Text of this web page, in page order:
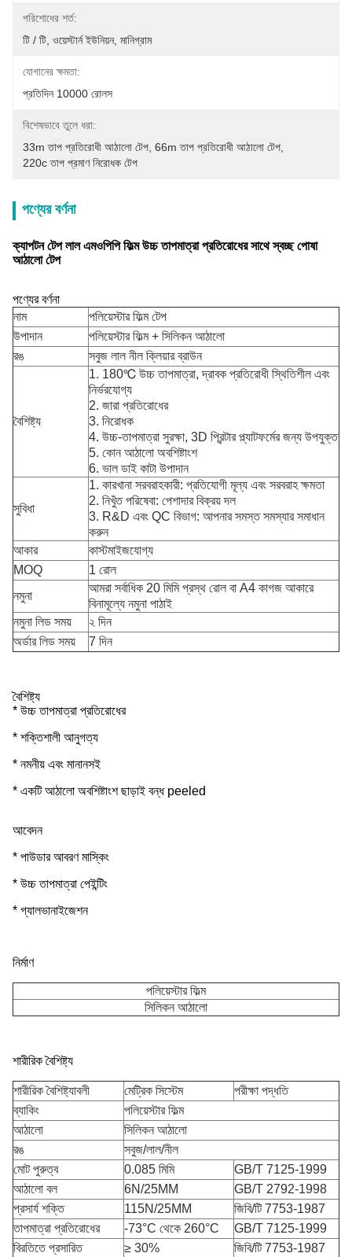
পরিশোধের শর্ত:
টি / টি, ওয়েস্টার্ন ইউনিয়ন, মানিগ্রাম
যোগানের ক্ষমতা:
প্রতিদিন 10000 রোলস
বিশেষভাবে তুলে ধরা:
33m তাপ প্রতিরোধী আঠালো টেপ 66m তাপ প্রতিরোধী আঠালো টেপ
220c তাপ প্রমাণ নিরোধক টেপ
পণ্যের বর্ণনা
ক্যাপটন টেপ লাল এমওপিপি ফিল্ম উচ্চ তাপমাত্রা প্রতিরোধের সাথে স্বচ্ছ পোষা
আঠালো টেপ
পণ্যের বর্ণনা
নাম
পলিয়েস্টার ফিল্ম টেপ
উপাদান
পলিয়েস্টার ফিল্ম + সিলিকন আঠালো
রঙ
সবুজ লাল নীল ক্লিয়ার ব্রাউন
বৈশিষ্ট্য
1. 180℃ উচ্চ তাপমাত্রা, দ্রাবক প্রতিরোধী স্থিতিশীল এবং
নির্ভরযোগ্য
2. জারা প্রতিরোধের
3. নিরোধক
4. উচ্চ-তাপমাত্রা সুরক্ষা, 3D প্রিন্টার প্ল্যাটফর্মের জন্য উপযুক্ত
5. কোন আঠালো অবশিষ্টাংশ
6. ভাল ডাই কাটা উপাদান
সুবিধা
1. কারখানা সরবরাহকারী: প্রতিযোগী মূল্য এবং সরবরাহ ক্ষমতা
2. নিখুঁত পরিষেবা: পেশাদার বিক্রয় দল
3. R&D এবং QC বিভাগ: আপনার সমস্ত সমস্যার সমাধান
করুন
আকার
কাস্টমাইজযোগ্য
MOQ
1 রোল
নমুনা
আমরা সর্বাধিক 20 মিমি প্রস্থ রোল বা A4 কাগজ আকারে
বিনামূল্যে নমুনা পাঠাই
নমুনা লিড সময়
২ দিন
অর্ডার লিড সময়
7 দিন
বৈশিষ্ট্য
* উচ্চ তাপমাত্রা প্রতিরোধের
* শক্তিশালী আনুগত্য
* নমনীয় এবং মানানসই
* একটি আঠালো অবশিষ্টাংশ ছাড়াই বন্ধ peeled
আবেদন
* পাউডার আবরণ মাস্কিং
* উচ্চ তাপমাত্রা পেইন্টিং
* গ্যালভানাইজেশন
নির্মাণ
পলিয়েস্টার ফিল্ম
সিলিকন আঠালো
শারীরিক বৈশিষ্ট্য
শারীরিক বৈশিষ্ট্যাবলী মেট্রিক সিস্টেম
পরীক্ষা পদ্ধতি
ব্যাকিং
পলিয়েস্টার ফিল্ম
আঠালো
সিলিকন আঠালো
রঙ
সবুজ/লাল/নীল
মোট পুরুত্ব
0.085 মিমি
GB/T 7125-1999
আঠালো বল
6N/25MM
GB/T 2792-1998
প্রসার্য শক্তি
115N/25MM
জিবি/টি 7753-1987
তাপমাত্রা প্রতিরোধের
-73°C থেকে 260°C
GB/T 7125-1999
বিরতিতে প্রসারিত
≥ 30%
জিবি/টি 7753-1987